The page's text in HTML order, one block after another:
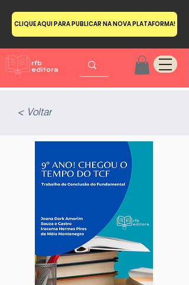
CLIQUE AQUI PARA PUBLICAR NA NOVA PLATAFORMA!
< Voltar